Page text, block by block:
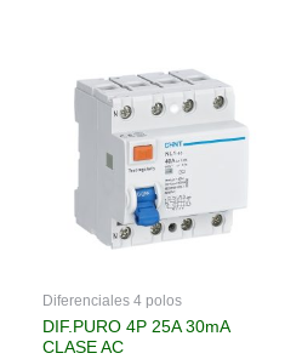
Diferenciales 4 polos
DIF.PURO 4P 25A 30mA
CLASE AC